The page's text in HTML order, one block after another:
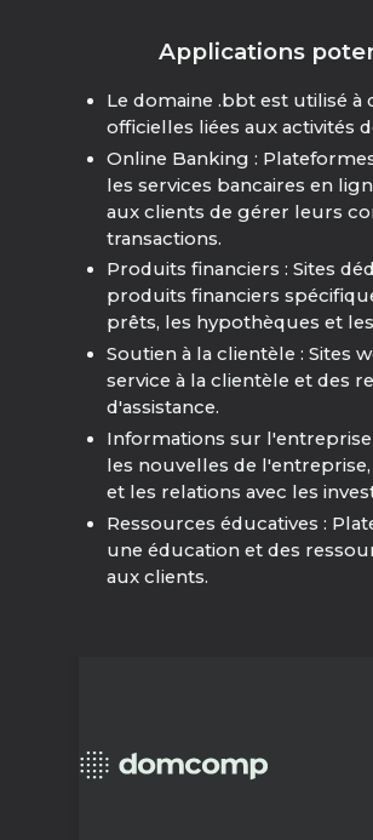
Applications
Le domaine .bbt est utilisé à
officielles liées aux activités
Online Banking :
les services bancaires en
aux clients de gérer leurs
transactions.
Produits financiers : Sites
produits financiers
prêts, les hypothèques et
Soutien à la clientèle : Sites
service à la clientèle et des
d'assistance.
Informations sur l'entreprise
les nouvelles de
et les relations avec les
Ressources éducatives :
une éducation et des
aux clients.